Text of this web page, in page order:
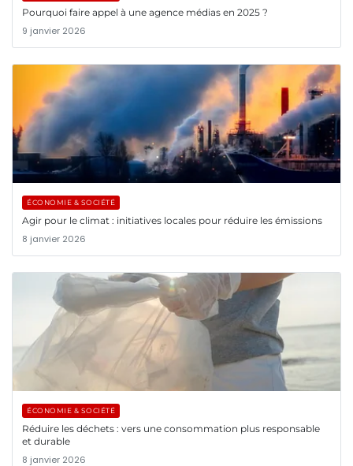
Pourquoi faire appel à une agence médias en 2025 ?
9 janvier 2026
ÉCONOMIE & SOCIÉTÉ
Agir pour le climat : initiatives locales pour réduire les émissions
8 janvier 2026
ÉCONOMIE & SOCIÉTÉ
Réduire les déchets : vers une consommation plus responsable
et durable
8 janvier 2026